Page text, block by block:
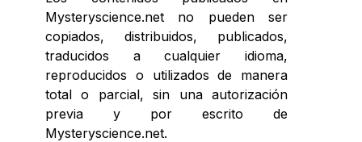
Mysteryscience.net no pueden ser
copiados, distribuidos, publicados,
traducidos a cualquier idioma,
reproducidos o utilizados de manera
total o parcial, sin una autorización
previa y por escrito de
Mysteryscience.net.